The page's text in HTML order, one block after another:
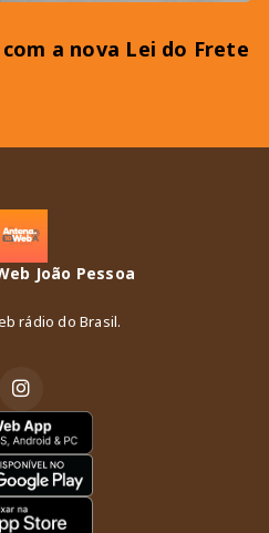
a nova Lei do Frete
João Pessoa
rádio do Brasil.